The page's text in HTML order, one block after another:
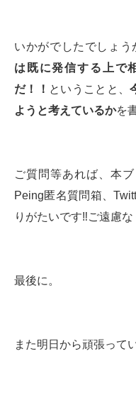
いかがでしたでしょう
は既に発信する上で
だ！！ ということと、
ようと考えているかを
ご質問等あれば、本
Peing匿名質問箱、
りがたいです‼️ご遠慮
最後に。
また明日から頑張って